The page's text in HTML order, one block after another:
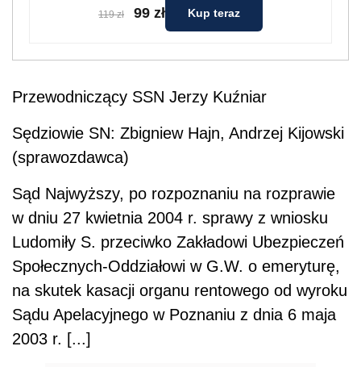
119 zł 99 zł Kup teraz
Przewodniczący SSN Jerzy Kuźniar
Sędziowie SN: Zbigniew Hajn, Andrzej Kijowski
(sprawozdawca)
Sąd Najwyższy, po rozpoznaniu na rozprawie
w dniu 27 kwietnia 2004 r. sprawy z wniosku
Ludomiły S. przeciwko Zakładowi Ubezpieczeń
Społecznych-Oddziałowi w G.W. o emeryturę,
na skutek kasacji organu rentowego od wyroku
Sądu Apelacyjnego w Poznaniu z dnia 6 maja
2003 r. [...]